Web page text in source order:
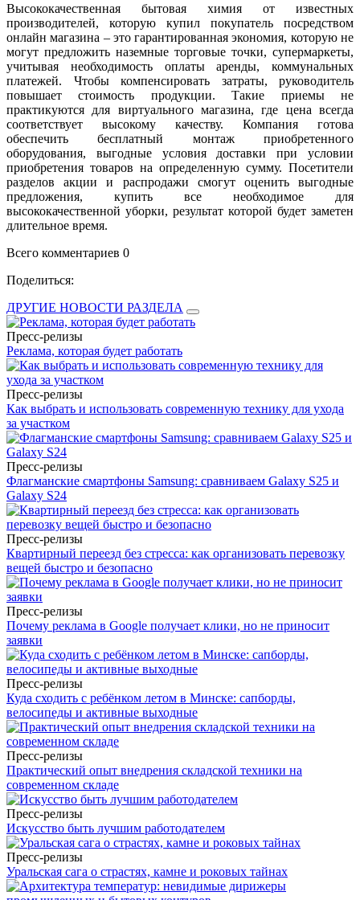
Высококачественная бытовая химия от известных
производителей, которую купил покупатель посредством
онлайн магазина – это гарантированная экономия, которую не
могут предложить наземные торговые точки, супермаркеты,
учитывая необходимость оплаты аренды, коммунальных
платежей. Чтобы компенсировать затраты, руководитель
повышает стоимость продукции. Такие приемы не
практикуются для виртуального магазина, где цена всегда
соответствует высокому качеству. Компания готова
обеспечить бесплатный монтаж приобретенного
оборудования, выгодные условия доставки при условии
приобретения товаров на определенную сумму. Посетители
разделов акции и распродажи смогут оценить выгодные
предложения, купить все необходимое для
высококачественной уборки, результат которой будет заметен
длительное время.
Всего комментариев 0
Поделиться:
ДРУГИЕ НОВОСТИ РАЗДЕЛА
Пресс-релизы
Реклама, которая будет работать
Пресс-релизы
Как выбрать и использовать современную технику для ухода
за участком
Пресс-релизы
Флагманские смартфоны Samsung: сравниваем Galaxy S25 и
Galaxy S24
Пресс-релизы
Квартирный переезд без стресса: как организовать перевозку
вещей быстро и безопасно
Пресс-релизы
Почему реклама в Google получает клики, но не приносит
заявки
Пресс-релизы
Куда сходить с ребёнком летом в Минске: сапборды,
велосипеды и активные выходные
Пресс-релизы
Практический опыт внедрения складской техники на
современном складе
Пресс-релизы
Искусство быть лучшим работодателем
Пресс-релизы
Уральская сага о страстях, камне и роковых тайнах